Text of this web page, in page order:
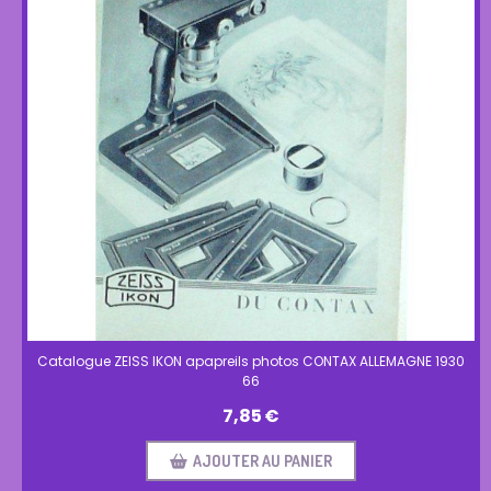
Catalogue ZEISS IKON apapreils photos CONTAX ALLEMAGNE 1930
66
7,85€
AJOUTER AU PANIER